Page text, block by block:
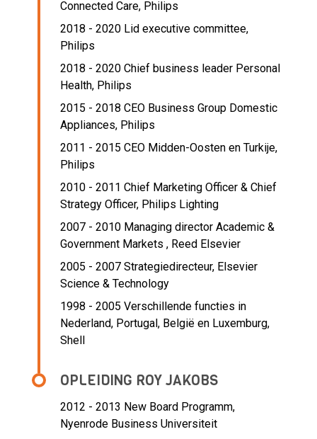
Connected Care, Philips
2018 - 2020 Lid executive committee,
Philips
2018 - 2020 Chief business leader Personal
Health, Philips
2015 - 2018 CEO Business Group Domestic
Appliances, Philips
2011 - 2015 CEO Midden-Oosten en Turkije,
Philips
2010 - 2011 Chief Marketing Officer & Chief
Strategy Officer, Philips Lighting
2007 - 2010 Managing director Academic &
Government Markets , Reed Elsevier
2005 - 2007 Strategiedirecteur, Elsevier
Science & Technology
1998 - 2005 Verschillende functies in
Nederland, Portugal, België en Luxemburg,
Shell
OPLEIDING ROY JAKOBS
2012 - 2013 New Board Programm,
Nyenrode Business Universiteit